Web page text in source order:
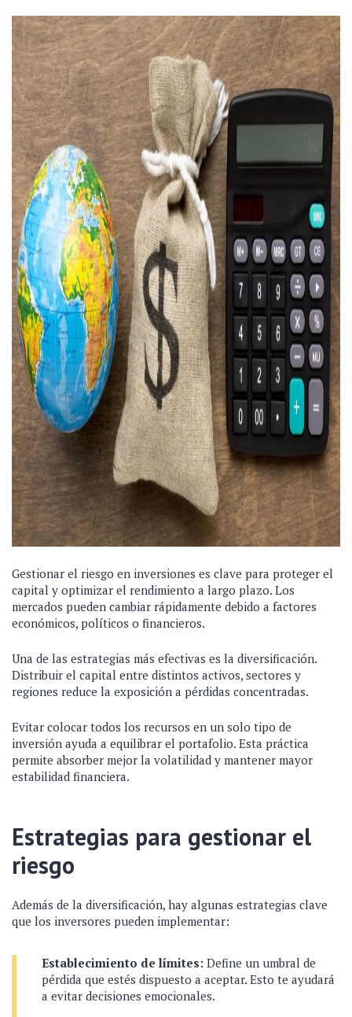
Gestionar el riesgo en inversiones es clave para proteger el
capital y optimizar el rendimiento a largo plazo. Los
mercados pueden cambiar rápidamente debido a factores
económicos, políticos o financieros.
Una de las estrategias más efectivas es la diversificación.
Distribuir el capital entre distintos activos, sectores y
regiones reduce la exposición a pérdidas concentradas.
Evitar colocar todos los recursos en un solo tipo de
inversión ayuda a equilibrar el portafolio. Esta práctica
permite absorber mejor la volatilidad y mantener mayor
estabilidad financiera.
Estrategias para gestionar el
riesgo
Además de la diversificación, hay algunas estrategias clave
que los inversores pueden implementar:
Establecimiento de límites: Define un umbral de
pérdida que estés dispuesto a aceptar. Esto te ayudará
a evitar decisiones emocionales.